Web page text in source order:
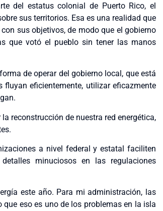
del estatus colonial de Puerto Rico, el
sus territorios. Esa es una realidad que
sus objetivos, de modo que el gobierno
que votó el pueblo sin tener las manos
de operar del gobierno local, que está
eficientemente, utilizar eficazmente
reconstrucción de nuestra red energética,
a nivel federal y estatal faciliten
minuciosos en las regulaciones
este año. Para mi administración, las
eso es uno de los problemas en la isla